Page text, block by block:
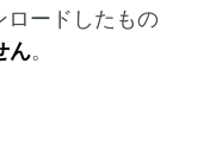
ロードしたもの
ん。